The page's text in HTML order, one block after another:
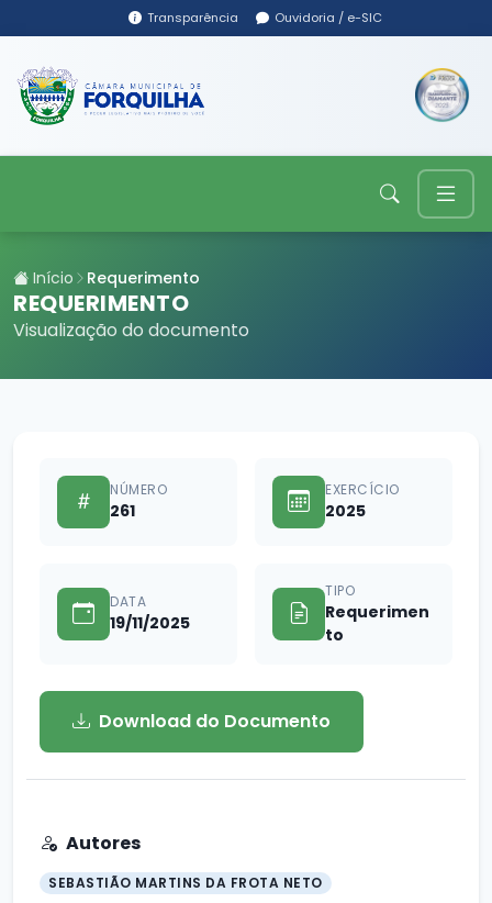
Transparência Ouvidoria / e-SIC
Início Requerimento
REQUERIMENTO
Visualização do documento
NÚMERO
261
EXERCÍCIO
2025
DATA
19/11/2025
TIPO
Requerimen
to
Download do Documento
Autores
SEBASTIÃO MARTINS DA FROTA NETO